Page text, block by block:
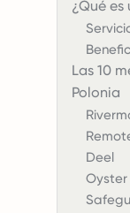
¿Qué es
Las 10
Polonia
Deel
Oyster